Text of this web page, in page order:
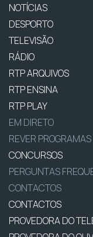
NOTÍCIAS
DESPORTO
TELEVISÃO
RÁDIO
RTP ARQUIVOS
RTP ENSINA
RTP PLAY
EM DIRETO
REVER PROGRAMAS
CONCURSOS
PERGUNTAS
CONTACTOS
CONTACTOS
PROVEDORA DO